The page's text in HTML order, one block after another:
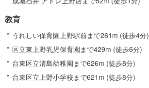
教育
うれしい保育園上野駅前まで261m (徒歩4分)
区立東上野乳児保育園まで429m (徒歩6分)
台東区立清島幼稚園まで626m (徒歩8分)
台東区立上野小学校まで621m (徒歩8分)